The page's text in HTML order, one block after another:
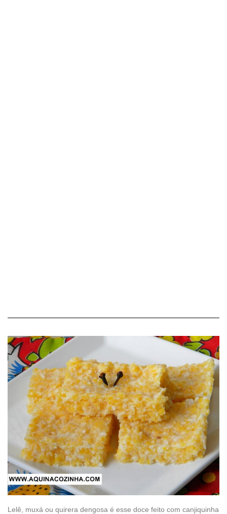
Lelê, muxá ou quirera dengosa é esse doce feito com canjiquinha